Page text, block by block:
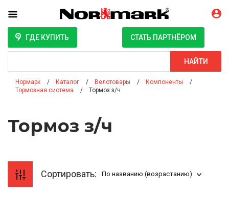
ГДЕ КУПИТЬ СТАТЬ ПАРТНЁРОМ
НАЙТИ
Нормарк Каталог Велотовары
Компоненты
Тормозная система
Тормоз з/ч
Тормоз з/ч
Сортировать: По названию (возрастанию)